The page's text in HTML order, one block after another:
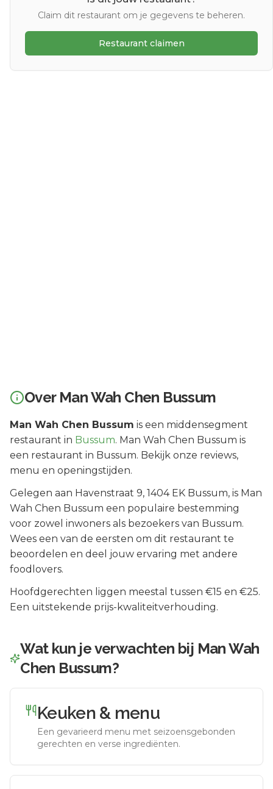
Claim dit restaurant om je gegevens te beheren.
Restaurant claimen
Over Man Wah Chen Bussum
Man Wah Chen Bussum is een middensegment
restaurant in Bussum. Man Wah Chen Bussum is
een restaurant in Bussum. Bekijk onze reviews,
menu en openingstijden.
Gelegen aan Havenstraat 9, 1404 EK Bussum, is Man
Wah Chen Bussum een populaire bestemming
voor zowel inwoners als bezoekers van Bussum.
Wees een van de eersten om dit restaurant te
beoordelen en deel jouw ervaring met andere
foodlovers.
Hoofdgerechten liggen meestal tussen €15 en €25.
Een uitstekende prijs-kwaliteitverhouding.
Wat kun je verwachten bij Man Wah
Chen Bussum?
Keuken & menu
Een gevarieerd menu met seizoensgebonden
gerechten en verse ingrediënten.